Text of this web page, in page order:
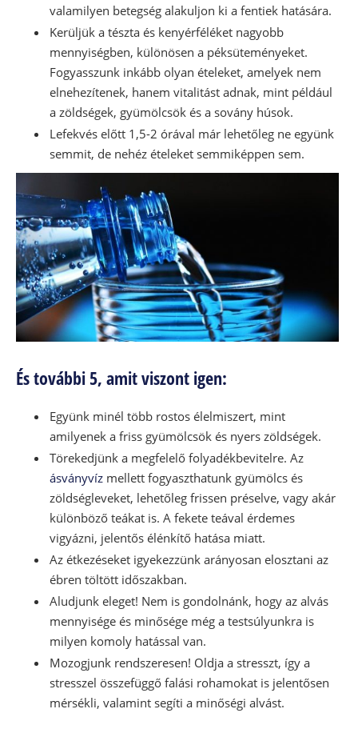
valamilyen betegség alakuljon ki a fentiek hatására.
Kerüljük a tészta és kenyérféléket nagyobb
mennyiségben, különösen a péksüteményeket.
Fogyasszunk inkább olyan ételeket, amelyek nem
elnehezítenek, hanem vitalitást adnak, mint például
a zöldségek, gyümölcsök és a sovány húsok.
Lefekvés előtt 1,5-2 órával már lehetőleg ne együnk
semmit, de nehéz ételeket semmiképpen sem.
És további 5, amit viszont igen:
Együnk minél több rostos élelmiszert, mint
amilyenek a friss gyümölcsök és nyers zöldségek.
Törekedjünk a megfelelő folyadékbevitelre. Az
ásványvíz mellett fogyaszthatunk gyümölcs és
zöldségleveket, lehetőleg frissen préselve, vagy akár
különböző teákat is. A fekete teával érdemes
vigyázni, jelentős élénkítő hatása miatt.
Az étkezéseket igyekezzünk arányosan elosztani az
ébren töltött időszakban.
Aludjunk eleget! Nem is gondolnánk, hogy az alvás
mennyisége és minősége még a testsúlyunkra is
milyen komoly hatással van.
Mozogjunk rendszeresen! Oldja a stresszt, így a
stresszel összefüggő falási rohamokat is jelentősen
mérsékli, valamint segíti a minőségi alvást.